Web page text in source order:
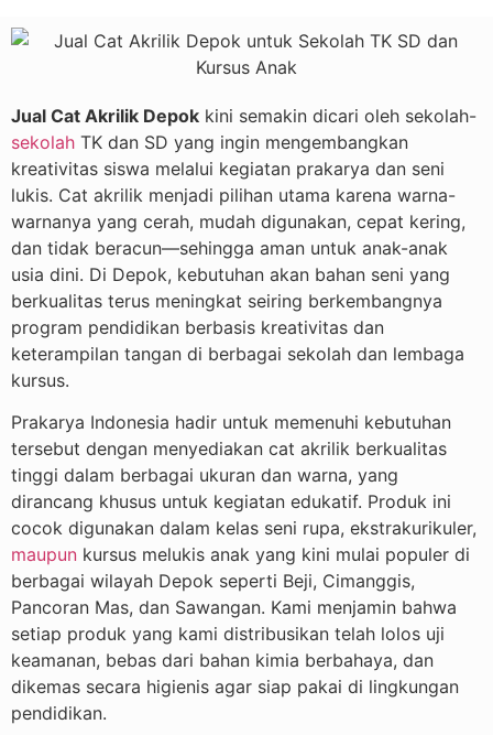
Jual Cat Akrilik Depok kini semakin dicari oleh sekolah-
sekolah TK dan SD yang ingin mengembangkan
kreativitas siswa melalui kegiatan prakarya dan seni
lukis. Cat akrilik menjadi pilihan utama karena warna-
warnanya yang cerah, mudah digunakan, cepat kering,
dan tidak beracun—sehingga aman untuk anak-anak
usia dini. Di Depok, kebutuhan akan bahan seni yang
berkualitas terus meningkat seiring berkembangnya
program pendidikan berbasis kreativitas dan
keterampilan tangan di berbagai sekolah dan lembaga
kursus.
Prakarya Indonesia hadir untuk memenuhi kebutuhan
tersebut dengan menyediakan cat akrilik berkualitas
tinggi dalam berbagai ukuran dan warna, yang
dirancang khusus untuk kegiatan edukatif. Produk ini
cocok digunakan dalam kelas seni rupa, ekstrakurikuler,
maupun kursus melukis anak yang kini mulai populer di
berbagai wilayah Depok seperti Beji, Cimanggis,
Pancoran Mas, dan Sawangan. Kami menjamin bahwa
setiap produk yang kami distribusikan telah lolos uji
keamanan, bebas dari bahan kimia berbahaya, dan
dikemas secara higienis agar siap pakai di lingkungan
pendidikan.